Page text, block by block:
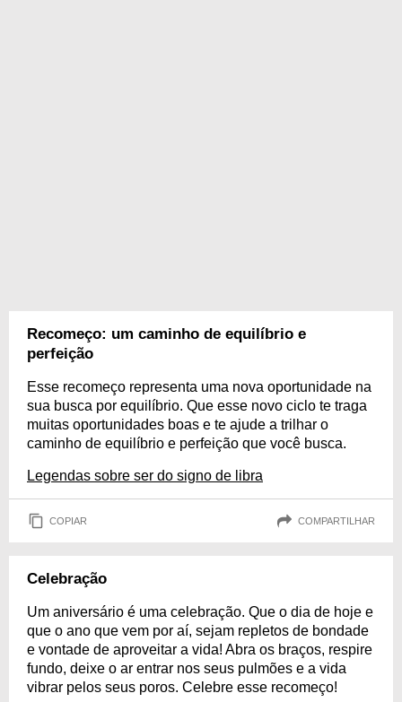
Recomeço: um caminho de equilíbrio e
perfeição
Esse recomeço representa uma nova oportunidade na
sua busca por equilíbrio. Que esse novo ciclo te traga
muitas oportunidades boas e te ajude a trilhar o
caminho de equilíbrio e perfeição que você busca.
Legendas sobre ser do signo de libra
COPIAR COMPARTILHAR
Celebração
Um aniversário é uma celebração. Que o dia de hoje e
que o ano que vem por aí, sejam repletos de bondade
e vontade de aproveitar a vida! Abra os braços, respire
fundo, deixe o ar entrar nos seus pulmões e a vida
vibrar pelos seus poros. Celebre esse recomeço!